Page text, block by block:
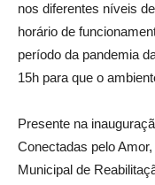
nos diferentes níveis
horário de
período da pandemia
15h para que o
Presente na
Conectadas pelo
Municipal de